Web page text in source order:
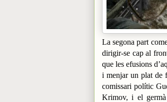
La segona part
dirigir-se cap al
que les efusions
i menjar un plat de
comissari polític
Krimov, i el